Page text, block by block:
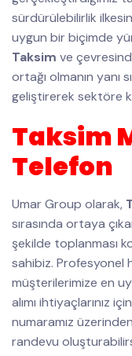
sürdürülebilirlik
uygun bir biçimde
Taksim ve
ortağı olmanın yanı
geliştirerek sektöre
Taksim
Telefon
Umar Group olarak,
sırasında ortaya
şekilde toplanması
sahibiz. Profesyonel
müşterilerimize en
alımı ihtiyaçlarınız için
numaramız
randevu